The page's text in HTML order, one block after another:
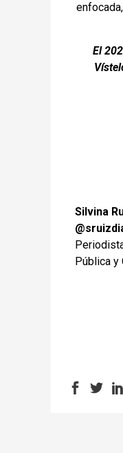
El
Silvina
Pública y